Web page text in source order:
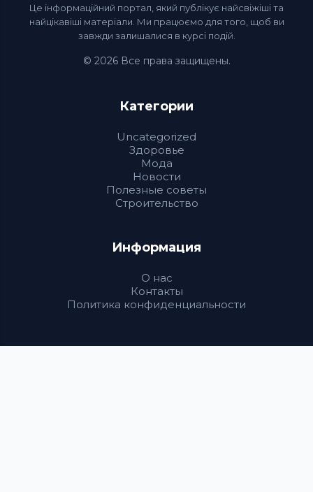
Це інформаційний портал, який публікує найсвіжіші та
найцікавіші матеріали. Ми працюємо для того, щоб ви
завжди залишалися в курсі подій.
© 2026 Все права защищены.
Категории
Uncategorized
Здоровье
Мода
Новости
Полезные советы
Строительство
Информация
О нас
Контакты
Политика конфиденциальности